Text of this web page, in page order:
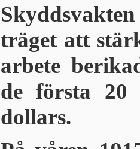
träget att
arbete
de första 20
dollars.